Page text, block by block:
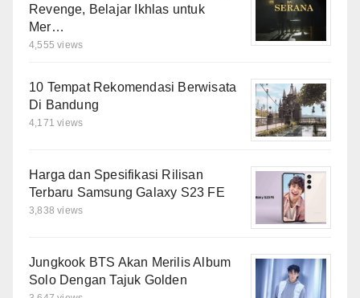
Revenge, Belajar Ikhlas untuk
Mer…
4,555 views
10 Tempat Rekomendasi Berwisata
Di Bandung
4,171 views
Harga dan Spesifikasi Rilisan
Terbaru Samsung Galaxy S23 FE
3,838 views
Jungkook BTS Akan Merilis Album
Solo Dengan Tajuk Golden